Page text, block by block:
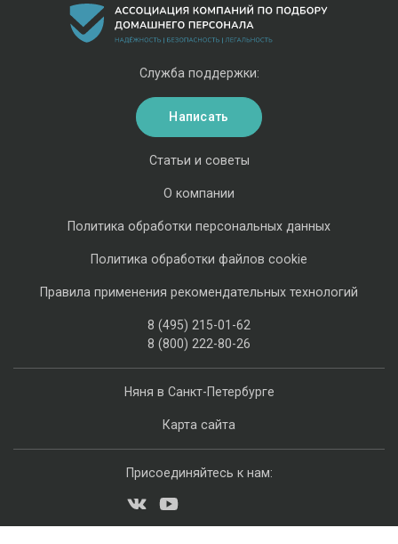
Няня в Санкт-Петербурге
Карта сайта
Статьи и советы
О компании
Политика обработки персональных данных
Политика обработки файлов cookie
Правила применения рекомендательных технологий
8 (495) 215-01-62
8 (800) 222-80-26
Служба поддержки:
Написать
Присоединяйтесь к нам: